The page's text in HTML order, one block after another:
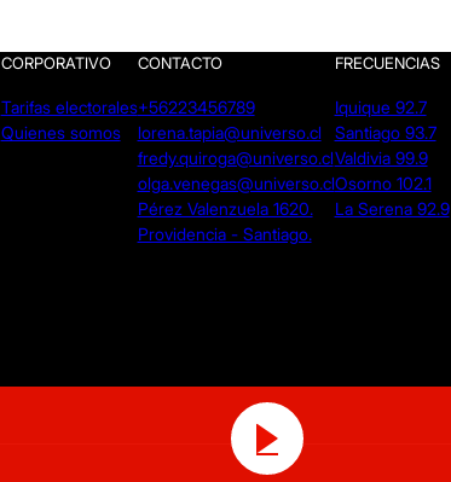
CORPORATIVO
Tarifas electorales
Quienes somos
CONTACTO
+56223456789
lorena.tapia@universo.cl
fredy.quiroga@universo.cl
olga.venegas@universo.cl
Pérez Valenzuela 1620.
Providencia - Santiago.
FRECUENCIAS
Iquique 92.7
Santiago 93.7
Valdivia 99.9
Osorno 102.1
La Serena 92.9